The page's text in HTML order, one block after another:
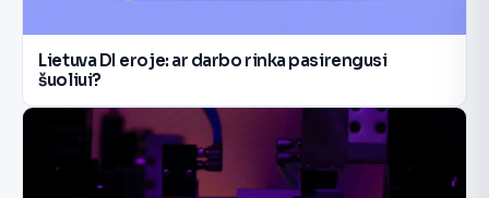
Lietuva DI eroje: ar darbo rinka pasirengusi
šuoliui?